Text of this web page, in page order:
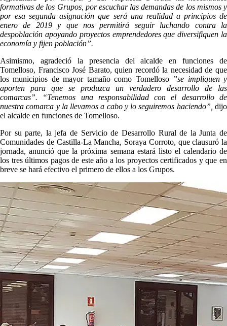
formativas de los Grupos, por escuchar las demandas de los mismos y
por esa segunda asignación que será una realidad a principios de
enero de 2019 y que nos permitirá seguir luchando contra la
despoblación apoyando proyectos emprendedores que diversifiquen la
economía y fijen población”.
Asimismo, agradeció la presencia del alcalde en funciones de
Tomelloso, Francisco José Barato, quien recordó la necesidad de que
los municipios de mayor tamaño como Tomelloso ”se impliquen y
aporten para que se produzca un verdadero desarrollo de las
comarcas”. “Tenemos una responsabilidad con el desarrollo de
nuestra comarca y la llevamos a cabo y lo seguiremos haciendo”, dijo
el alcalde en funciones de Tomelloso.
Por su parte, la jefa de Servicio de Desarrollo Rural de la Junta de
Comunidades de Castilla-La Mancha, Soraya Corroto, que clausuró la
jornada, anunció que la próxima semana estará listo el calendario de
los tres últimos pagos de este año a los proyectos certificados y que en
breve se hará efectivo el primero de ellos a los Grupos.